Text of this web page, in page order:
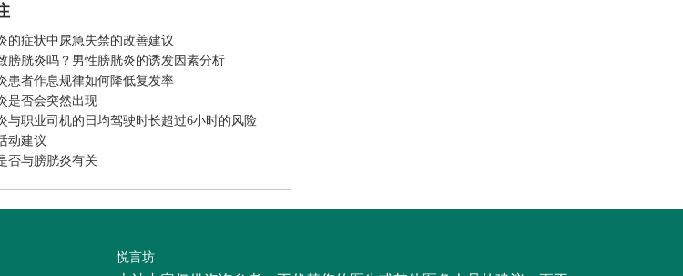
的症状中尿急失禁的改善建议
膀胱炎吗？男性膀胱炎的诱发因素分析
患者作息规律如何降低复发率
是否会突然出现
与职业司机的日均驾驶时长超过6小时的风险
动建议
否与膀胱炎有关
悦言坊